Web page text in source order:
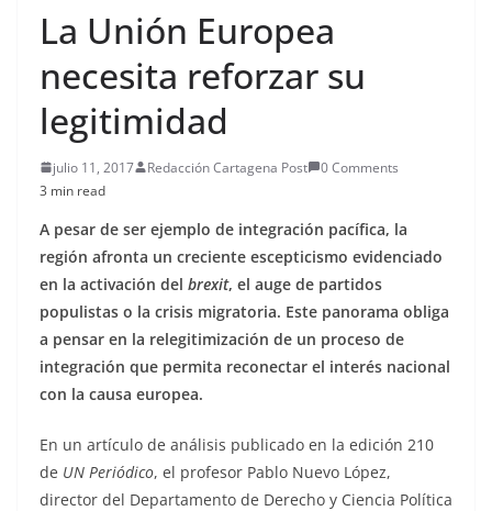
La Unión Europea
necesita reforzar su
legitimidad
julio 11, 2017 Redacción Cartagena Post
0 Comments
3 min read
A pesar de ser ejemplo de integración pacífica, la
región afronta un creciente escepticismo evidenciado
en la activación del brexit, el auge de partidos
populistas o la crisis migratoria. Este panorama obliga
a pensar en la relegitimización de un proceso de
integración que permita reconectar el interés nacional
con la causa europea.
En un artículo de análisis publicado en la edición 210
de UN Periódico, el profesor Pablo Nuevo López,
director del Departamento de Derecho y Ciencia Política